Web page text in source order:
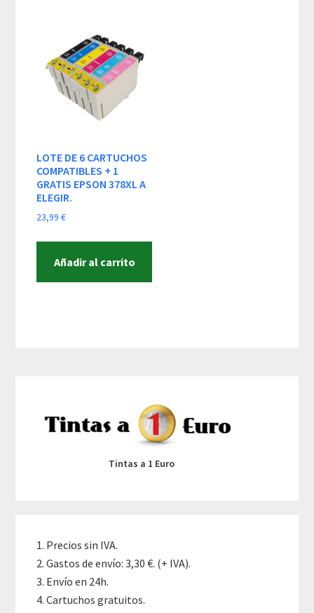
LOTE DE 6 CARTUCHOS
COMPATIBLES + 1
GRATIS EPSON 378XL A
ELEGIR.
23,99€
Añadir al carrito
Sidebar
Tintas a 1 Euro
Precios sin IVA.
Gastos de envío: 3,30 €. (+ IVA).
Envío en 24h.
Cartuchos gratuitos.